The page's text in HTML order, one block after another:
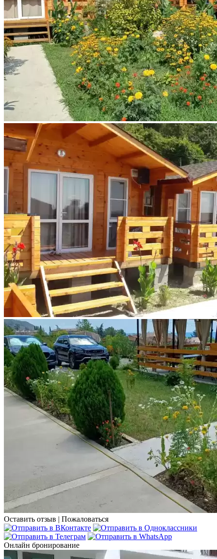
Оставить отзыв | Пожаловаться
Онлайн бронирование